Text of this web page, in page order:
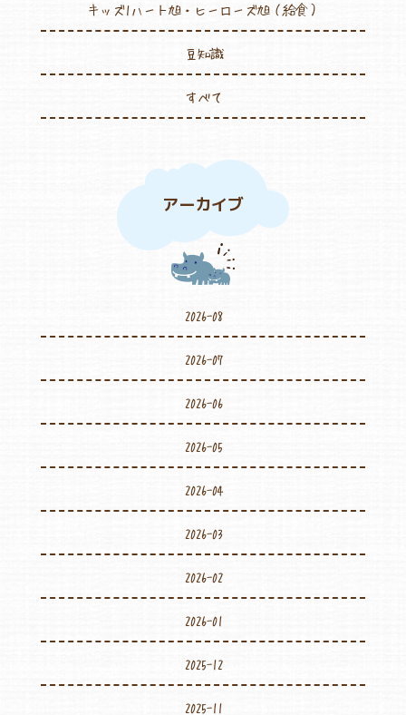
キッズ1ハート旭・ヒーローズ旭（給食）
豆知識
すべて
アーカイブ
2026-08
2026-07
2026-06
2026-05
2026-04
2026-03
2026-02
2026-01
2025-12
2025-11